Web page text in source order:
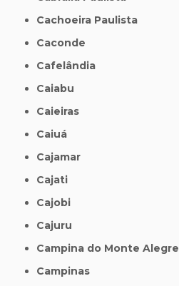
Cachoeira Paulista
Caconde
Cafelândia
Caiabu
Caieiras
Caiuá
Cajamar
Cajati
Cajobi
Cajuru
Campina do Monte Alegre
Campinas